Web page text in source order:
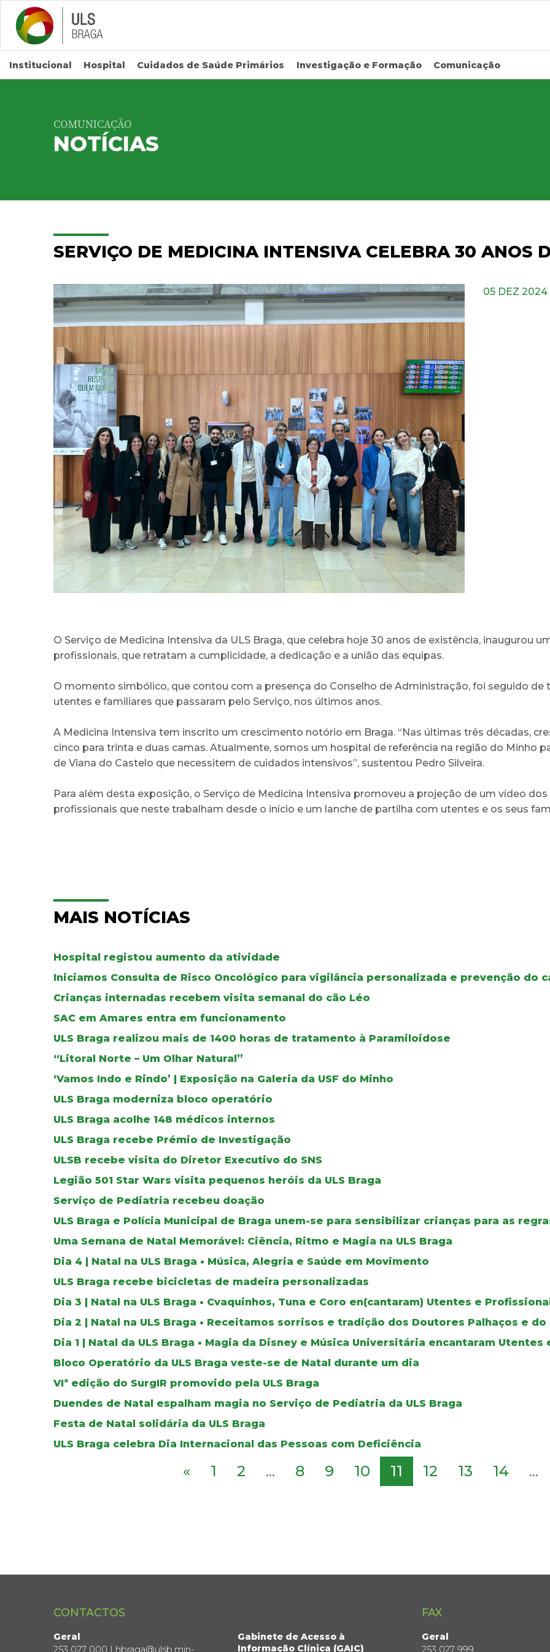
Saltar para conteúdo principal
Institucional Hospital Cuidados de Saúde Primários Investigação e Formação Comunicação
COMUNICAÇÃO
NOTÍCIAS
SERVIÇO DE MEDICINA INTENSIVA CELEBRA 30 ANOS
05 DEZ 2024
O Serviço de Medicina Intensiva da ULS Braga, que celebra hoje 30 anos de existência, inaugurou
profissionais, que retratam a cumplicidade, a dedicação e a união das equipas.
O momento simbólico, que contou com a presença do Conselho de Administração, foi seguido
utentes e familiares que passaram pelo Serviço, nos últimos anos.
A Medicina Intensiva tem inscrito um crescimento notório em Braga. “Nas últimas três décadas,
cinco para trinta e duas camas. Atualmente, somos um hospital de referência na região do Minho
de Viana do Castelo que necessitem de cuidados intensivos”, sustentou Pedro Silveira.
Para além desta exposição, o Serviço de Medicina Intensiva promoveu a projeção de um vídeo
profissionais que neste trabalham desde o início e um lanche de partilha com utentes e os seus
MAIS NOTÍCIAS
Hospital registou aumento da atividade
Iniciamos Consulta de Risco Oncológico para vigilância personalizada e prevenção do
Crianças internadas recebem visita semanal do cão Léo
SAC em Amares entra em funcionamento
ULS Braga realizou mais de 1400 horas de tratamento à Paramiloidose
“Litoral Norte – Um Olhar Natural”
‘Vamos Indo e Rindo’ | Exposição na Galeria da USF do Minho
ULS Braga moderniza bloco operatório
ULS Braga acolhe 148 médicos internos
ULS Braga recebe Prémio de Investigação
ULSB recebe visita do Diretor Executivo do SNS
Legião 501 Star Wars visita pequenos heróis da ULS Braga
Serviço de Pediatria recebeu doação
ULS Braga e Polícia Municipal de Braga unem-se para sensibilizar crianças para as
Uma Semana de Natal Memorável: Ciência, Ritmo e Magia na ULS Braga
Dia 4 | Natal na ULS Braga • Música, Alegria e Saúde em Movimento
ULS Braga recebe bicicletas de madeira personalizadas
Dia 3 | Natal na ULS Braga • Cvaquinhos, Tuna e Coro en(cantaram) Utentes e
Dia 2 | Natal na ULS Braga • Receitamos sorrisos e tradição dos Doutores Palhaços e do
Dia 1 | Natal da ULS Braga • Magia da Disney e Música Universitária encantaram
Bloco Operatório da ULS Braga veste-se de Natal durante um dia
VIª edição do SurgIR promovido pela ULS Braga
Duendes de Natal espalham magia no Serviço de Pediatria da ULS Braga
Festa de Natal solidária da ULS Braga
ULS Braga celebra Dia Internacional das Pessoas com Deficiência
« 1 2 ... 8 9 10 11 12 13 14 ...
CONTACTOS
Geral
253 027 000 | hbraga@ulsb.min-
Gabinete de Acesso à
Informação Clínica (GAIC)
FAX
Geral
253 027 999